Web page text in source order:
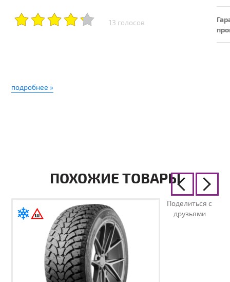
13 голосов
подробнее »
ПОХОЖИЕ ТОВАРЫ
Поделиться с
друзьями